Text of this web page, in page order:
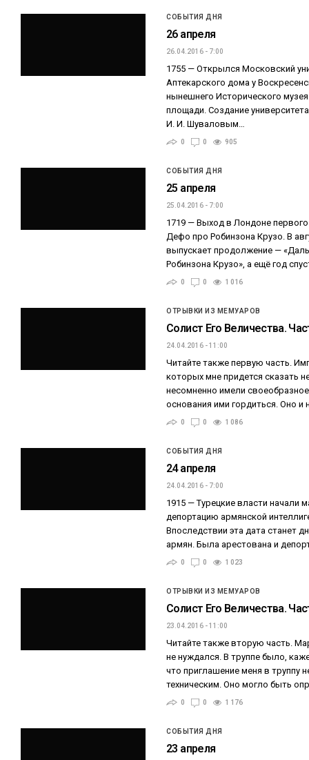
СОБЫТИЯ ДНЯ
26 апреля
26.04.2016 - 7:00
1755 — Открылся Московский
Аптекарского дома у
нынешнего Исторического
площади. Создание
И. И. Шуваловым…
0 0 905
СОБЫТИЯ ДНЯ
25 апреля
25.04.2016 - 7:00
1719 — Выход в Лондоне
Дефо про Робинзона Крузо. В
выпускает продолжение —
Робинзона Крузо», а ещё год
0 0 1 016
ОТРЫВКИ ИЗ МЕМУАРОВ
Солист Его Величества.
24.04.2016 - 11:00
Читайте также первую часть.
которых мне придется сказать
несомненно имели
основания ими гордиться. Оно и
0 0 1 086
СОБЫТИЯ ДНЯ
24 апреля
24.04.2016 - 7:00
1915 — Турецкие власти начали
депортацию армянской
Впоследствии эта дата станет
армян. Была арестована и
0 0 1 023
ОТРЫВКИ ИЗ МЕМУАРОВ
Солист Его Величества.
23.04.2016 - 11:00
Читайте также вторую часть.
не нуждался. В труппе было,
что приглашение меня в труппу
техническим. Оно могло быть
0 0 1 176
СОБЫТИЯ ДНЯ
23 апреля